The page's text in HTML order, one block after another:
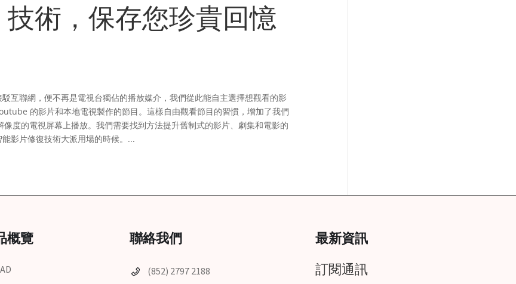
術，保存您珍貴回憶
互聯網，便不再是電視台獨佔的播放媒介，我們從此能自主選擇想觀看的影
的影片和本地電視製作的節目。這樣自由觀看節目的習慣，增加了我們
度的電視屏幕上播放。我們需要找到方法提升舊制式的影片、劇集和電影的
影片修復技術大派用場的時候。...
概覽 聯絡我們
(852) 2797 2188
最新資訊
訂閱通訊